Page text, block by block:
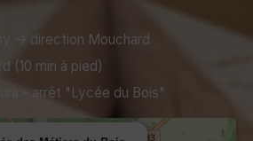
→ direction Mouchard
(10 min à pied)
- arrêt "Lycée du Bois"